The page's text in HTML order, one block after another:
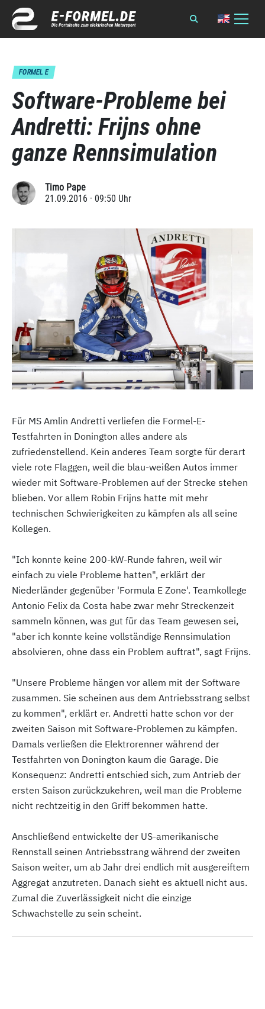
FORMEL E
Software-Probleme bei
Andretti: Frijns ohne
ganze Rennsimulation
Timo Pape
21.09.2016 · 09:50 Uhr
Für MS Amlin Andretti verliefen die Formel-E-
Testfahrten in Donington alles andere als
zufriedenstellend. Kein anderes Team sorgte für derart
viele rote Flaggen, weil die blau-weißen Autos immer
wieder mit Software-Problemen auf der Strecke stehen
blieben. Vor allem Robin Frijns hatte mit mehr
technischen Schwierigkeiten zu kämpfen als all seine
Kollegen.
"Ich konnte keine 200-kW-Runde fahren, weil wir
einfach zu viele Probleme hatten", erklärt der
Niederländer gegenüber 'Formula E Zone'. Teamkollege
Antonio Felix da Costa habe zwar mehr Streckenzeit
sammeln können, was gut für das Team gewesen sei,
"aber ich konnte keine vollständige Rennsimulation
absolvieren, ohne dass ein Problem auftrat", sagt Frijns.
"Unsere Probleme hängen vor allem mit der Software
zusammen. Sie scheinen aus dem Antriebsstrang selbst
zu kommen", erklärt er. Andretti hatte schon vor der
zweiten Saison mit Software-Problemen zu kämpfen.
Damals verließen die Elektrorenner während der
Testfahrten von Donington kaum die Garage. Die
Konsequenz: Andretti entschied sich, zum Antrieb der
ersten Saison zurückzukehren, weil man die Probleme
nicht rechtzeitig in den Griff bekommen hatte.
Anschließend entwickelte der US-amerikanische
Rennstall seinen Antriebsstrang während der zweiten
Saison weiter, um ab Jahr drei endlich mit ausgereiftem
Aggregat anzutreten. Danach sieht es aktuell nicht aus.
Zumal die Zuverlässigkeit nicht die einzige
Schwachstelle zu sein scheint.